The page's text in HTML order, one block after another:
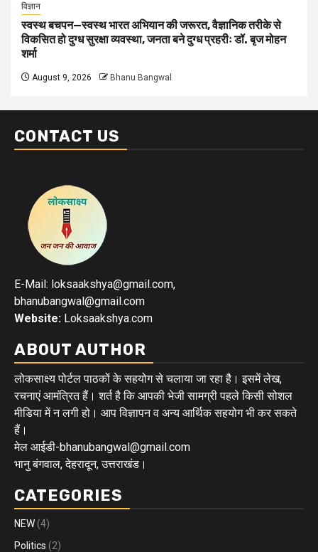
विज्ञान
स्वस्थ बचपन—स्वस्थ भारत अभियान की जरूरत, वैज्ञानिक तरीके से
विकसित हो दुग्ध सुरक्षा व्यवस्था, जनता बने दुग्ध प्रहरीः डॉ. बृज मोहन
शर्मा
August 9, 2026 Bhanu Bangwal
CONTACT US
E-Mail: loksaakshya@gmail.com,
bhanubangwal@gmail.com
Website: Loksaakshya.com
ABOUT AUTHOR
लोकसाक्ष्य पोर्टल पाठकों के सहयोग से चलाया जा रहा है। इसमें लेख,
रचनाएं आमंत्रित हैं। शर्त है कि आपकी भेजी सामग्री पहले किसी सोशल
मीडिया में न लगी हो। आप विज्ञापन व अन्य आर्थिक सहयोग भी कर सकते
हैं।
मेल आईडी-bhanubangwal@gmail.com
भानु बंगवाल, देहरादून, उत्तराखंड।
CATEGORIES
NEW (4)
Politics (2)